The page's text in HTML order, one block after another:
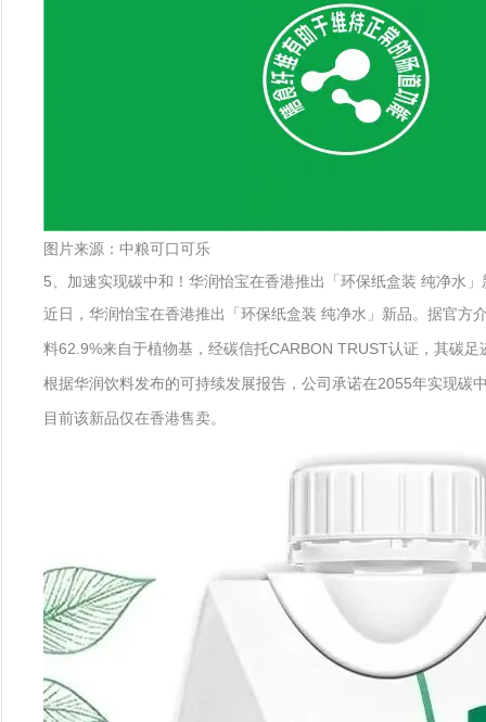
图片来源：中粮可口可乐
5、加速实现碳中和！华润怡宝在香港推出「环保纸盒装 纯净水」
近日，华润怡宝在香港推出「环保纸盒装 纯净水」新品。据官
料62.9%来自于植物基，经碳信托CARBON TRUST认证，其碳
根据华润饮料发布的可持续发展报告，公司承诺在2055年实现碳
目前该新品仅在香港售卖。